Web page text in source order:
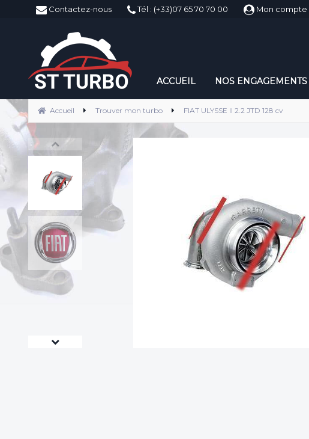
ST-Turbo
ACCUEIL NOS ENGAGEMENTS
Accueil Trouver mon turbo FIAT ULYSSE II 2.2 JTD 128 cv
Contactez-nous Tél : (+33)07 65 70 70 00 Mon compte